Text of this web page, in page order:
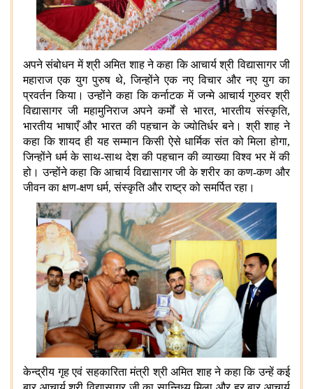
अपने संबोधन में श्री अमित शाह ने कहा कि आचार्य श्री विद्यासागर जी
महाराज एक युग पुरुष थे, जिन्होंने एक नए विचार और नए युग का
प्रवर्तन किया। उन्होंने कहा कि कर्नाटक में जन्मे आचार्य गुरुवर श्री
विद्यासागर जी महामुनिराज अपने कर्मों से भारत, भारतीय संस्कृति,
भारतीय भाषाएँ और भारत की पहचान के ज्योतिर्धर बने। श्री शाह ने
कहा कि शायद ही यह सम्मान किसी ऐसे धार्मिक संत को मिला होगा,
जिन्होंने धर्म के साथ-साथ देश की पहचान की व्याख्या विश्व भर में की
हो। उन्होंने कहा कि आचार्य विद्यासागर जी के शरीर का कण-कण और
जीवन का क्षण-क्षण धर्म, संस्कृति और राष्ट्र को समर्पित रहा।
केन्द्रीय गृह एवं सहकारिता मंत्री श्री अमित शाह ने कहा कि उन्हें कई